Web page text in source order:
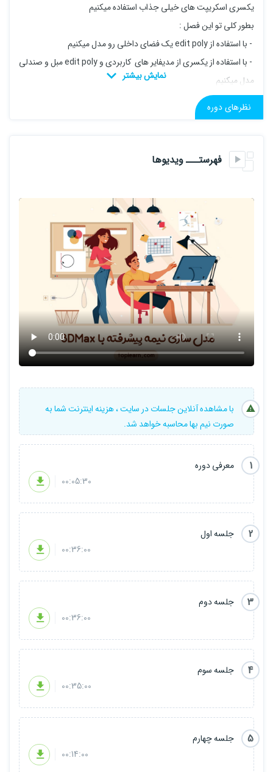
یکسری اسکریپت های خیلی جذاب استفاده میکنیم
بطور کلی تو این فصل :
- با استفاده از edit poly یک فضای داخلی رو مدل میکنیم
- با استفاده از یکسری از مدیفایر های کاربردی و edit poly مبل و صندلی
مدل میکنیم
- پوسته پارامتریک میسازیم
- اموزش یکسری از اسکریپت های کاربردی
اگر تازه وارد تریدی شدید پیشنهاد میکنم اول دوره مقدماتی رو ببینید که
نظرهای دوره
فهرستـــ ویدیوها
با مشاهده آنلاین جلسات در سایت ، هزینه اینترنت شما به
صورت نیم بها محاسبه خواهد شد.
1
معرفی دوره
00:05:30
2
جلسه اول
00:36:00
3
جلسه دوم
00:36:00
4
جلسه سوم
00:35:00
5
جلسه چهارم
00:14:00